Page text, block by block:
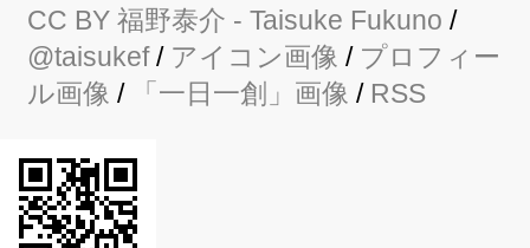
CC BY 福野泰介 - Taisuke Fukuno /
@taisukef/ アイコン画像 / プロフィー
ル画像 / 「一日一創」画像 / RSS